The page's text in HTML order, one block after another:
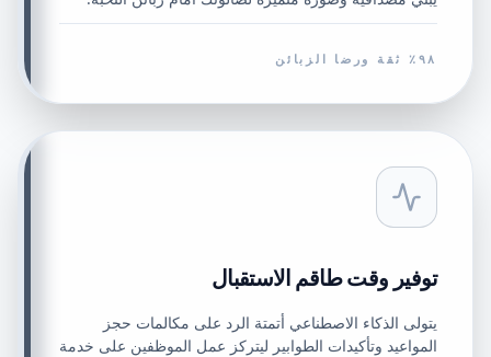
٩٨٪ ثقة ورضا الزبائن
توفير وقت طاقم الاستقبال
يتولى الذكاء الاصطناعي أتمتة الرد على مكالمات حجز
المواعيد وتأكيدات الطوابير ليتركز عمل الموظفين على خدمة